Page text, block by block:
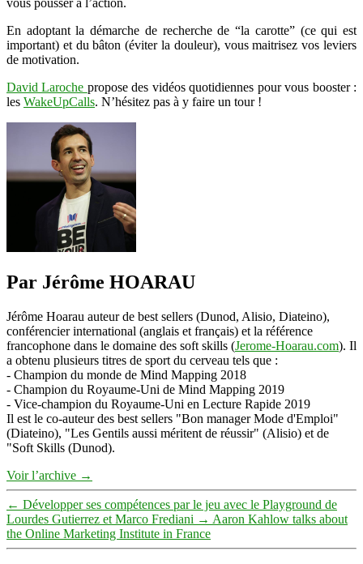
vous pousser à l’action.
En adoptant la démarche de recherche de “la carotte” (ce qui est
important) et du bâton (éviter la douleur), vous maitrisez vos leviers
de motivation.
David Laroche propose des vidéos quotidiennes pour vous booster :
les WakeUpCalls. N’hésitez pas à y faire un tour !
Par Jérôme HOARAU
Jérôme Hoarau auteur de best sellers (Dunod, Alisio, Diateino),
conférencier international (anglais et français) et la référence
francophone dans le domaine des soft skills (Jerome-Hoarau.com). Il
a obtenu plusieurs titres de sport du cerveau tels que :
- Champion du monde de Mind Mapping 2018
- Champion du Royaume-Uni de Mind Mapping 2019
- Vice-champion du Royaume-Uni en Lecture Rapide 2019
Il est le co-auteur des best sellers "Bon manager Mode d'Emploi"
(Diateino), "Les Gentils aussi méritent de réussir" (Alisio) et de
"Soft Skills (Dunod).
Voir l’archive →
← Développer ses compétences par le jeu avec le Playground de
Lourdes Gutierrez et Marco Frediani → Aaron Kahlow talks about
the Online Marketing Institute in France